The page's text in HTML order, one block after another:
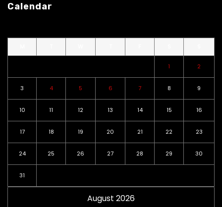
Calendar
August 2026
1 2
3 4 5 6 7 8 9
10 11 12 13 14 15 16
17 18 19 20 21 22 23
24 25 26 27 28 29 30
31